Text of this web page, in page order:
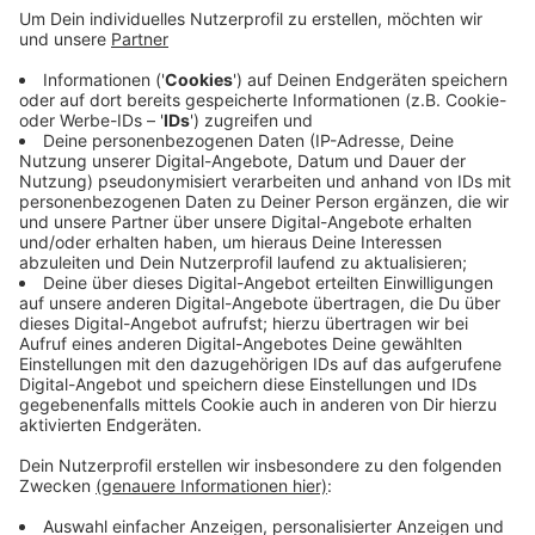
und reicht von Gemüse über Kräuter bis hin zu
dann auf dem Balkon, der Fensterbank oder im
Garten selber züchten. Die Aktion läuft die
nächsten Monate in der Stadtbibliothek im
Reschop Carrée. Morgen gitbt's zum Start einen
Aktionstag mit Fachleuten, die Tipps geben und
auch eine Bastelaktion.
Veröffentlicht:Freitag, 28.02.2025 06:26
Anzeige
Anzeige